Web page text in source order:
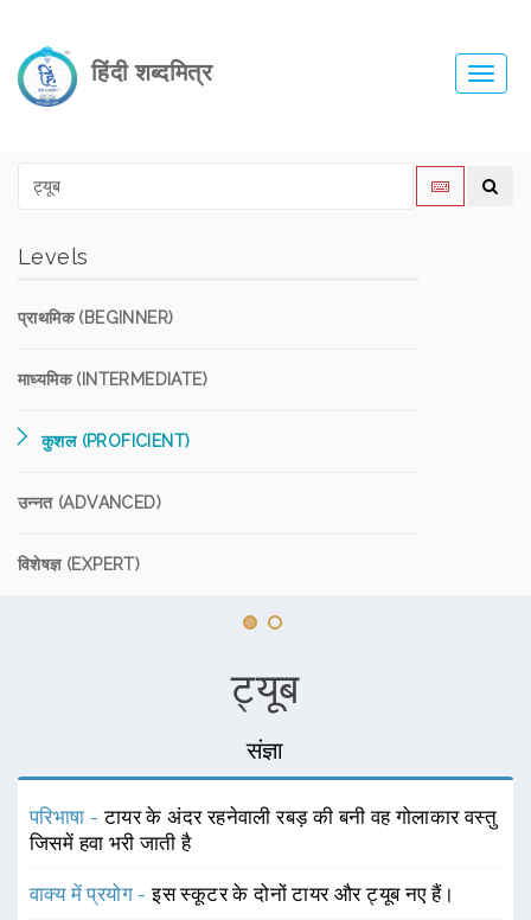
हिंदी शब्दमित्र
Levels
प्राथमिक (BEGINNER)
माध्यमिक (INTERMEDIATE)
कुशल (PROFICIENT)
उन्नत (ADVANCED)
विशेषज्ञ (EXPERT)
ट्यूब
संज्ञा
परिभाषा -टायर के अंदर रहनेवाली रबड़ की बनी वह गोलाकार वस्तु
जिसमें हवा भरी जाती है
वाक्य में प्रयोग -इस स्कूटर के दोनों टायर और ट्यूब नए हैं।